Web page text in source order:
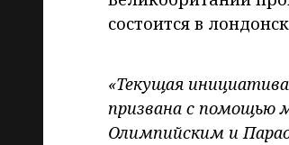
состоится в
«Текущая
призвана с помощью
Олимпийским и